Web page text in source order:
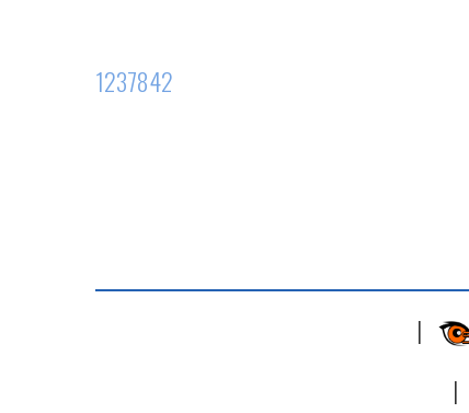
1237842
|
|